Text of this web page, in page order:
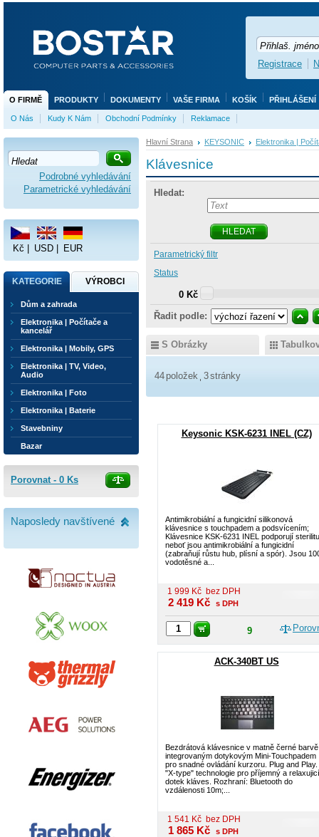
Hlavní Strana KEYSONIC Elektronika |
Klávesnice
Hledat:
HLEDAT
Parametrický filtr
Status
0 Kč
Řadit podle:
S Obrázky
44 položek 3stránky
Keysonic KSK-6231 INEL (CZ)
Antimikrobiální a fungicidní silikonová
klávesnice s touchpadem a podsvícením;
Klávesnice KSK-6231 INEL podporují
neboť jsou antimikrobiální a fungicidní
(zabraňují růstu hub, plísní a spór). Jsou
vodotěsné a...
1 999 Kč bez DPH
2 419 Kč s DPH
9
ACK-340BT US
Bezdrátová klávesnice v matně černé
integrovaným dotykovým Mini-Touchpadem
pro snadné ovládání kurzoru. Plug and Play.
"X-type" technologie pro příjemný a relaxujicí
dotek kláves. Rozhraní: Bluetooth do
vzdálenosti 10m;...
1 541 Kč bez DPH
1 865 Kč s DPH
Podrobné vyhledávání
Parametrické vyhledávání
Kč USD EUR
KATEGORIE VÝROBCI
Dům a zahrada
Elektronika | Počítače a
kancelář
Elektronika | Mobily, GPS
Elektronika | TV, Video,
Audio
Elektronika | Foto
Elektronika | Baterie
Stavebniny
Bazar
Porovnat - 0 Ks
Naposledy navštívené
O FIRMĚ PRODUKTY DOKUMENTY VAŠE FIRMA KOŠÍK PŘIHLÁŠENÍ
O Nás Kudy K Nám Obchodní Podmínky Reklamace
Registrace